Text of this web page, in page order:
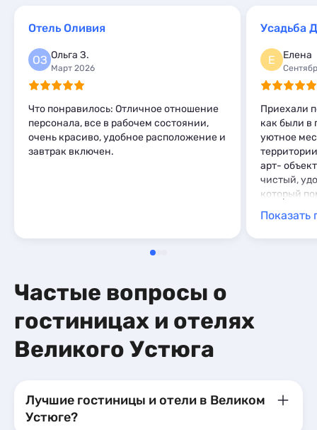
Мини-отели 5
Шале
Комнаты 1
Мини-отели
Шале 1
Базы отдыха 1
Санатории
Комнаты 2
Апартаменты
Мини-отели
Отель Оливия
ОЗ Ольга З.
Март 2026
Что понравилось: Отличное отношение
персонала, все в рабочем состоянии,
очень красиво, удобное расположение и
завтрак включен.
Усадьба
Е Елена
Приехали
как были в
уютное
арт-
чистый,
который
возникшую
завтраки.
Показать
Частые вопросы о
гостиницах и отелях
Великого Устюга
Лучшие гостиницы и отели в Великом
Устюге?